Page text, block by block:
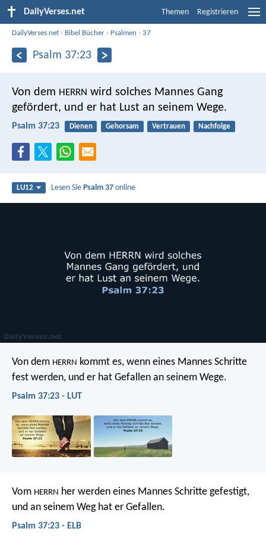
DailyVerses.net Themen Registrieren
DailyVerses.net › Bibel Bücher › Psalmen ›37
Psalm 37:23
Von dem HERRN wird solches Mannes Gang
gefördert, und er hat Lust an seinem Wege.
Psalm 37:23 Dienen Gehorsam Vertrauen Nachfolge
LU12 Lesen SiePsalm 37 online
Von dem HERRN kommt es, wenn eines Mannes Schritte
fest werden, und er hat Gefallen an seinem Wege.
Psalm 37:23 - LUT
Vom HERRN her werden eines Mannes Schritte gefestigt,
und an seinem Weg hat er Gefallen.
Psalm 37:23 - ELB